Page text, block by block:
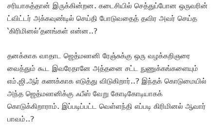
சரியாகத்தான் இருக்கின்றன. கடைசியில் செத்துப்போன ஒருவரின்
ட்விட்டர் அக்கவுண்டில் செய்தி போடுவதைத் தவிர அவர் செய்த
‘கிரிமினல்’தனங்கள் என்ன..?
தனக்காக வாதாட ஜெத்மலானி ரேஞ்சுக்கு ஒரு வழக்கறிஞரை
வைத்தும் கூட இவரேதானே அத்தனை சட்ட நுணுக்கங்களையும்
எம்.ஜி.ஆர் கணக்காக எடுத்து விடுகிறார்..? இந்தக் கொடுமையில்
அந்த ஜெத்மலானிக்கு ஃபீஸ் வேறு கோடிகோடியாகக்
கொடுக்கிறாராம். இப்படிப்பட்ட வெள்ளந்தி எப்படி கிரிமினல் ஆவார்
பாவம்..?